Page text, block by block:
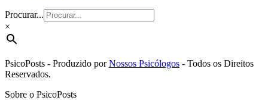
Procurar...
×
PsicoPosts - Produzido porNossos Psicólogos - Todos os Direitos
Reservados.
Sobre o PsicoPosts